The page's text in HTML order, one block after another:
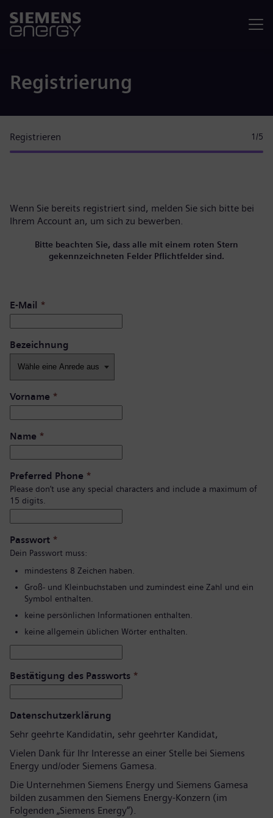
Registrierung
Registrieren 1 /5
Wenn Sie bereits registriert sind, melden Sie sich bitte bei
Ihrem Account an, um sich zu bewerben.
Bitte beachten Sie, dass alle mit einem roten Stern
gekennzeichneten Felder Pflichtfelder sind.
E-Mail *
Bezeichnung
Vorname *
Name *
Preferred Phone *
Please don’t use any special characters and include a maximum of
15 digits.
Passwort *
Dein Passwort muss:
mindestens 8 Zeichen haben.
Groß- und Kleinbuchstaben und zumindest eine Zahl und ein
Symbol enthalten.
keine persönlichen Informationen enthalten.
keine allgemein üblichen Wörter enthalten.
Bestätigung des Passworts *
Datenschutzerklärung
Sehr geehrte Kandidatin, sehr geehrter Kandidat,
Vielen Dank für Ihr Interesse an einer Stelle bei Siemens
Energy und/oder Siemens Gamesa.
Die Unternehmen Siemens Energy und Siemens Gamesa
bilden zusammen den Siemens Energy-Konzern (im
Folgenden „Siemens Energy“).